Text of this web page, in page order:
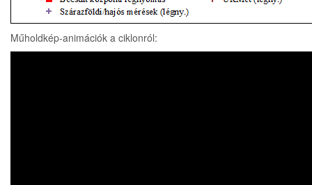
Műholdkép-animációk a ciklonról: